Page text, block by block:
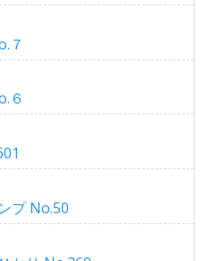
７
６
プ No.50